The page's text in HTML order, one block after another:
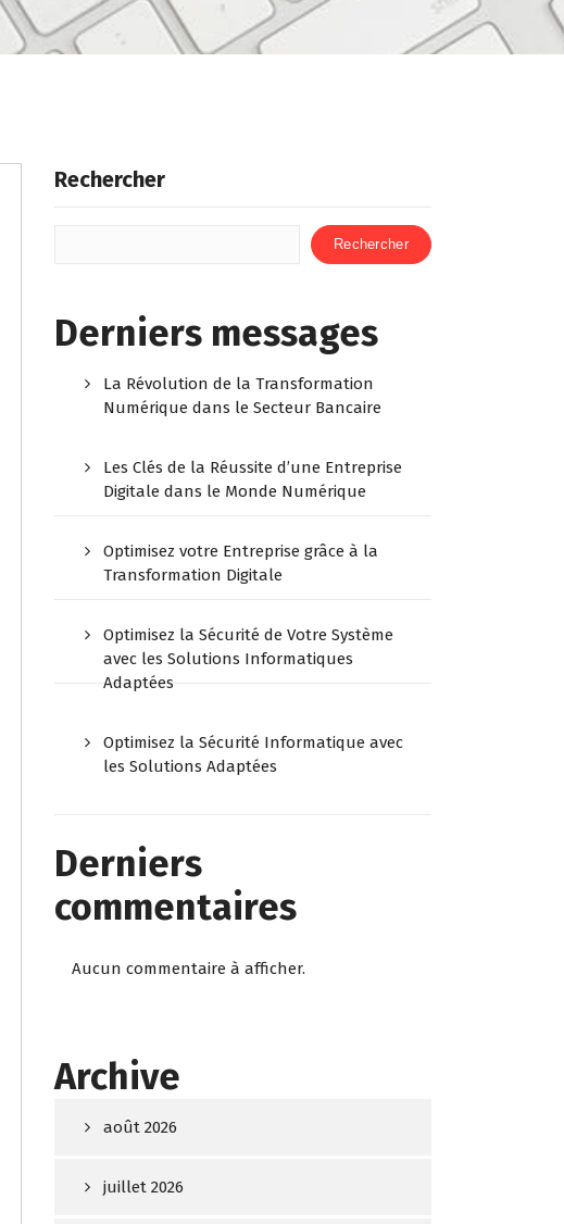
Rechercher
Rechercher
Derniers messages
La Révolution de la Transformation
Numérique dans le Secteur Bancaire
Les Clés de la Réussite d’une Entreprise
Digitale dans le Monde Numérique
Optimisez votre Entreprise grâce à la
Transformation Digitale
Optimisez la Sécurité de Votre Système
avec les Solutions Informatiques
Adaptées
Optimisez la Sécurité Informatique avec
les Solutions Adaptées
Derniers
commentaires
Aucun commentaire à afficher.
Archive
août 2026
juillet 2026